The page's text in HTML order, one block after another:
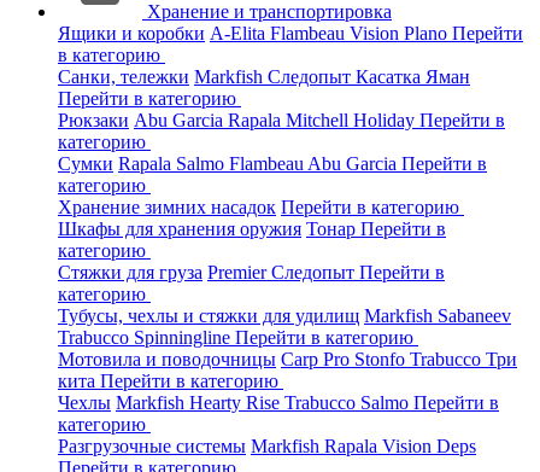
Хранение и транспортировка
Ящики и коробки A-Elita Flambeau Vision Plano Перейти
в категорию
Санки, тележки Markfish Следопыт Касатка Яман
Перейти в категорию
Рюкзаки Abu Garcia Rapala Mitchell Holiday Перейти в
категорию
Сумки Rapala Salmo Flambeau Abu Garcia Перейти в
категорию
Хранение зимних насадок Перейти в категорию
Шкафы для хранения оружия Тонар Перейти в
категорию
Стяжки для груза PremierСледопыт Перейти в
категорию
Тубусы, чехлы и стяжки для удилищ Markfish Sabaneev
Trabucco Spinningline Перейти в категорию
Мотовила и поводочницы Carp Pro Stonfo Trabucco Три
кита Перейти в категорию
Чехлы Markfish Hearty Rise Trabucco Salmo Перейти в
категорию
Разгрузочные системы Markfish Rapala Vision Deps
Перейти в категорию